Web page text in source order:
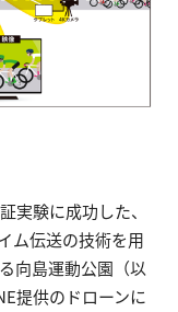
実験に成功した、
ム伝送の技術を用
向島運動公園（以
提供のドローンに